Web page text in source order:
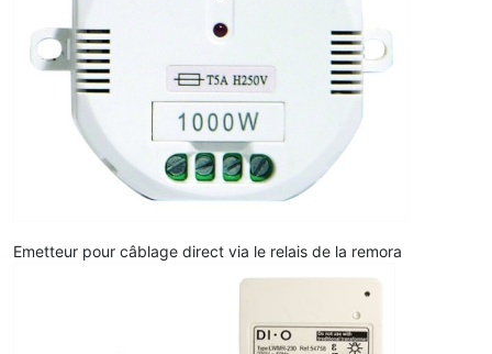
Emetteur pour câblage direct via le relais de la remora